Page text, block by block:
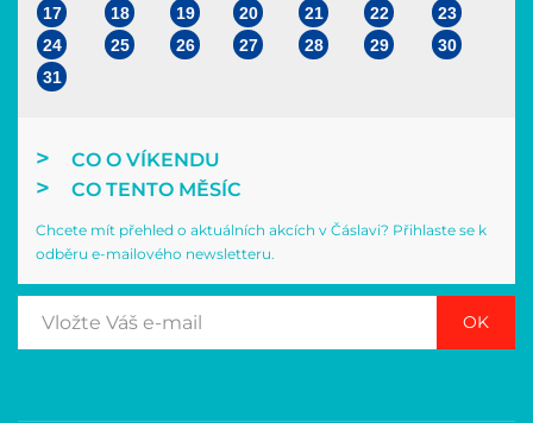
17
18 19 20 21 22
23
24
25 26 27 28 29
30
31
CO O VÍKENDU
CO TENTO MĚSÍC
Chcete mít přehled o aktuálních akcích v Čáslavi? Přihlaste se k
odběru e-mailového newsletteru.
OK